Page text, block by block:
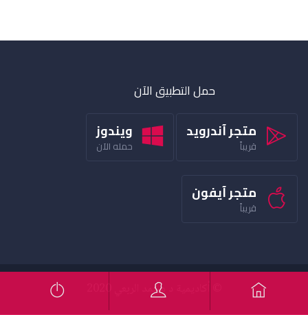
حمل التطبيق الآن
متجر آندرويد
قريباً
ويندوز
حمله الآن
متجر آيفون
قريباً
© أكاديمية د محمد الربعي 2020